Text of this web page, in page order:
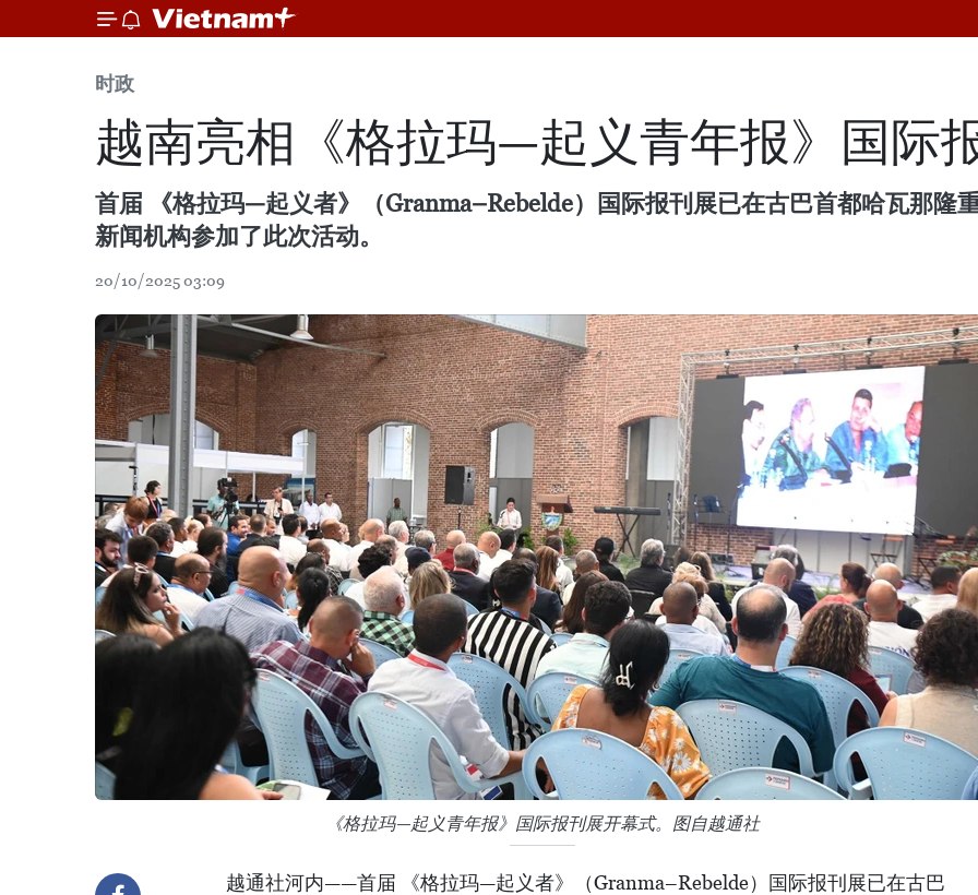
时政
越南亮相《格拉玛—起义青年报》国际
首届 《格拉玛—起义者》（Granma–Rebelde）国际报刊展已在古巴首都哈瓦那隆
新闻机构参加了此次活动。
20/10/2025 03:09
《格拉玛—起义青年报》国际报刊展开幕式。图自越通社
越通社河内——首届 《格拉玛—起义者》（Granma–Rebelde）国际报刊展已在古巴